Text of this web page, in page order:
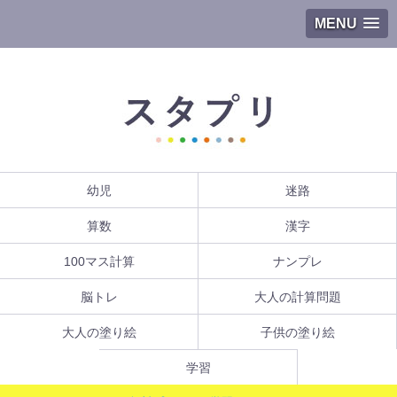
MENU
幼児 迷路
算数 漢字
100マス計算 ナンプレ
脳トレ 大人の計算問題
大人の塗り絵 子供の塗り絵
学習